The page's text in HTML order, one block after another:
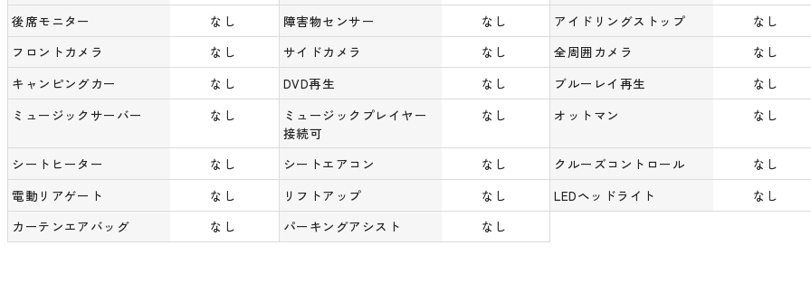
後席モニター
なし 障害物センサー なし アイドリングストップ
なし
フロントカメラ
なし サイドカメラ なし 全周囲カメラ
なし
キャンピングカー
なし DVD再生 なし ブルーレイ再生
なし
ミュージックサーバー
なし
ミュージックプレイヤー
接続可
なし オットマン なし
シートヒーター なし シートエアコン なし クルーズコントロール
なし
電動リアゲート
なし リフトアップ なし LEDヘッドライト
なし
カーテンエアバッグ
なし パーキングアシスト なし